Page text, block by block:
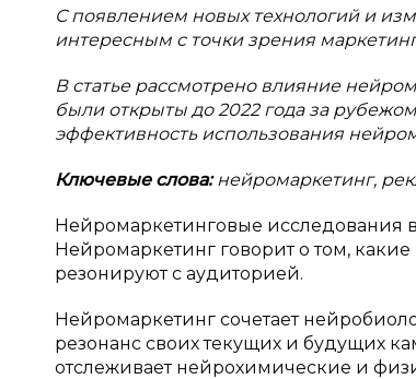
С появлением новых технологий и
интересным с точки зрения
В статье рассмотрено влияние
были открыты до 2022 года за
эффективность использования
Ключевые слова:нейромаркетинг,
Нейромаркетинговые исследования
Нейромаркетинг говорит о том,
резонируют с аудиторией.
Нейромаркетинг сочетает
резонанс своих текущих и будущих
отслеживает нейрохимические и